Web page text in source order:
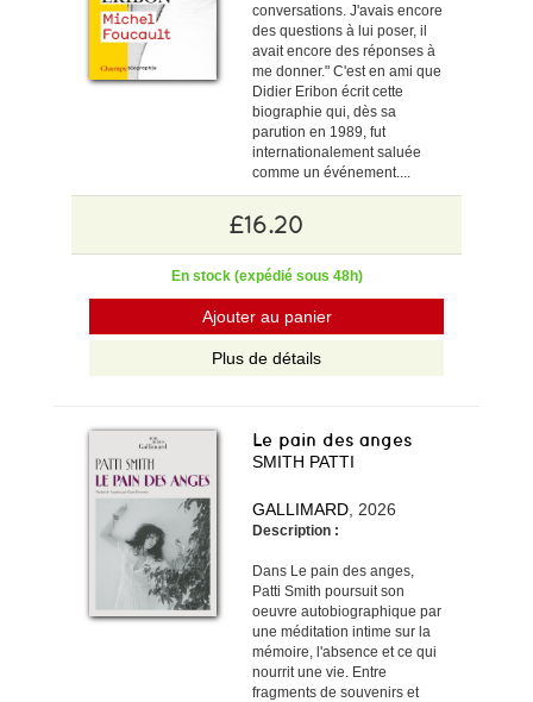
conversations. J'avais encore
des questions à lui poser, il
avait encore des réponses à
me donner." C'est en ami que
Didier Eribon écrit cette
biographie qui, dès sa
parution en 1989, fut
internationalement saluée
comme un événement....
£16.20
En stock (expédié sous 48h)
Ajouter au panier
Plus de détails
Le pain des anges
SMITH PATTI
GALLIMARD, 2026
Description :
Dans Le pain des anges,
Patti Smith poursuit son
oeuvre autobiographique par
une méditation intime sur la
mémoire, l'absence et ce qui
nourrit une vie. Entre
fragments de souvenirs et